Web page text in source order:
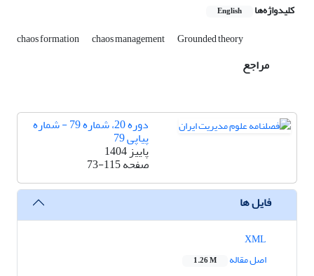
کلیدواژه‌ها English
chaos formation chaos management Grounded theory
مراجع
دوره 20، شماره 79 - شماره
پیاپی 79
پاییز 1404
صفحه73-115
فایل ها
اصل مقاله
1.26 M